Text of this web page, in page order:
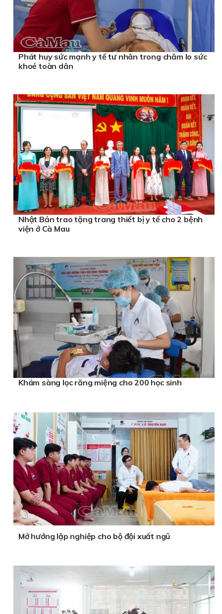
Phát huy sức mạnh y tế tư nhân trong chăm lo sức
khoẻ toàn dân
Nhật Bản trao tặng trang thiết bị y tế cho 2 bệnh
viện ở Cà Mau
Khám sàng lọc răng miệng cho 200 học sinh
Mở hướng lập nghiệp cho bộ đội xuất ngũ